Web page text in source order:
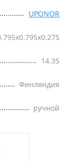
UPONOR
14.35
Финляндия
ручной